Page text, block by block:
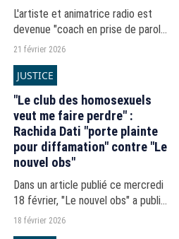
L'artiste et animatrice radio est
devenue "coach en prise de parole"
et sera tête de liste dans le XIVe
21 février 2026
JUSTICE
"Le club des homosexuels
veut me faire perdre" :
Rachida Dati "porte plainte
pour diffamation" contre "Le
nouvel obs"
Dans un article publié ce mercredi
18 février, "Le nouvel obs" a publié
une brève intitulée "Rachida Dati
18 février 2026